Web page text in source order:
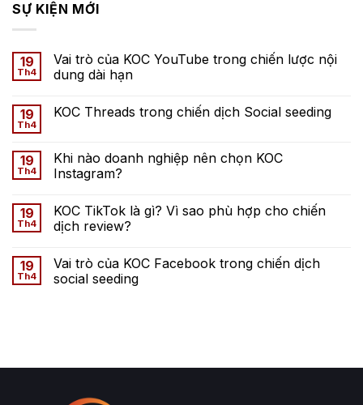
SỰ KIỆN MỚI
19
Th4
Vai trò của KOC YouTube trong chiến lược nội
dung dài hạn
19
Th4
KOC Threads trong chiến dịch Social seeding
19
Th4
Khi nào doanh nghiệp nên chọn KOC
Instagram?
19
Th4
KOC TikTok là gì? Vì sao phù hợp cho chiến
dịch review?
19
Th4
Vai trò của KOC Facebook trong chiến dịch
social seeding